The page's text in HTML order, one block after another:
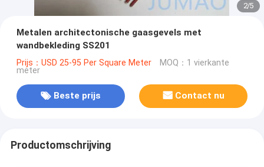
2/5
Metalen architectonische gaasgevels met
wandbekleding SS201
Prijs：USD 25-95 Per Square Meter MOQ：1 vierkante
meter
Beste prijs Contact nu
Productomschrijving